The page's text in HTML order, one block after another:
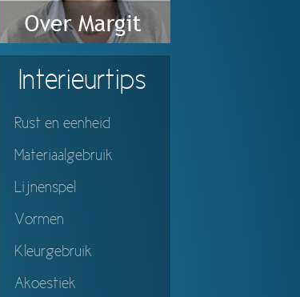
Continue
Interieurtips
Rust en eenheid
Materiaalgebruik
Lijnenspel
Vormen
Kleurgebruik
Akoestiek